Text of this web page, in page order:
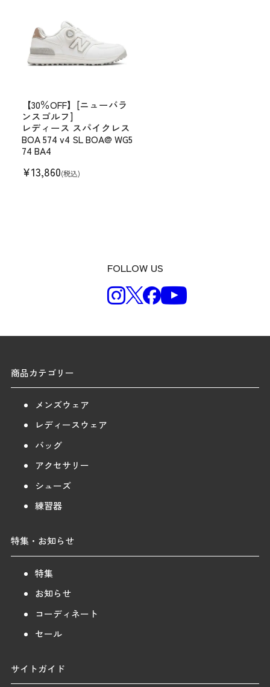
【30％OFF】[ニューバラ
ンスゴルフ]
レディース スパイクレス
BOA 574 v4 SL BOA@ WG5
74 BA4
¥13,860(税込)
FOLLOW US
商品カテゴリー
メンズウェア
レディースウェア
バッグ
アクセサリー
シューズ
練習器
特集・お知らせ
特集
お知らせ
コーディネート
セール
サイトガイド